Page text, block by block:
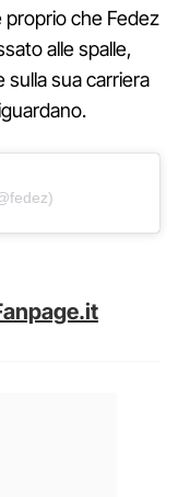
proprio che Fedez
alle spalle,
sua carriera